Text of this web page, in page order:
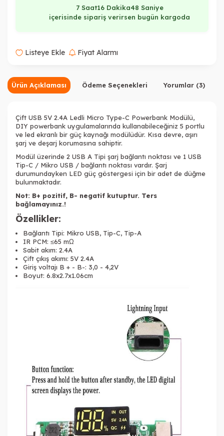
7 Saat16 Dakika47 Saniye
içerisinde sipariş verirsen bugün kargoda
Listeye Ekle Fiyat Alarmı
Ürün Açıklaması Ödeme Seçenekleri Yorumlar (3)
Çift USB 5V 2.4A Ledli Micro Type-C Powerbank Modülü,
DIY powerbank uygulamalarında kullanabileceğiniz 5 portlu
ve led ekranlı bir güç kaynağı modülüdür. Kısa devre, aşırı
şarj ve deşarj korumasına sahiptir.
Modül üzerinde 2 USB A Tipi şarj bağlantı noktası ve 1 USB
Tip-C / Mikro USB / bağlantı noktası vardır. Şarj
durumundayken LED güç göstergesi için bir adet de düğme
bulunmaktadır.
Not: B+ pozitif, B- negatif kutuptur. Ters
bağlamayınız.!
Özellikler:
Bağlantı Tipi: Mikro USB, Tip-C, Tip-A
IR PCM: ≤65 mΩ
Sabit akım: 2.4A
Çift çıkış akımı: 5V 2.4A
Giriş voltajı B + - B-: 3,0 - 4,2V
Boyut: 6.8x2.7x1.06cm